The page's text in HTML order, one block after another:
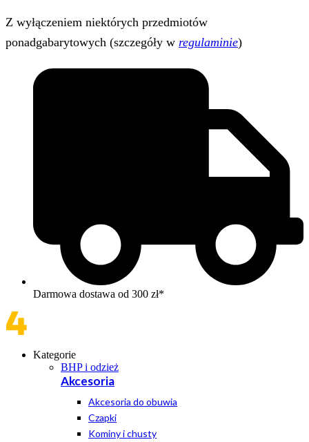
Z wyłączeniem niektórych przedmiotów
ponadgabarytowych (szczegóły w regulaminie)
Darmowa dostawa od 300 zł*
Kategorie
BHP i odzież
Akcesoria
Akcesoria do obuwia
Czapki
Kominy i chusty